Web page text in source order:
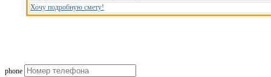
Хочу подробную смету!
phone